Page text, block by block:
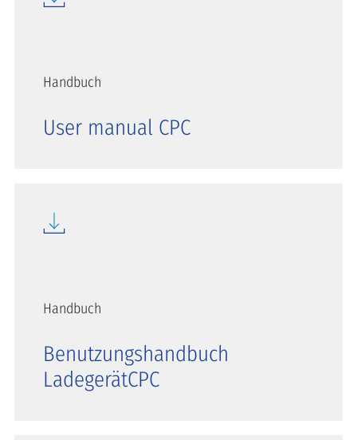
Handbuch
User manual CPC
Handbuch
Benutzungshandbuch
LadegerätCPC